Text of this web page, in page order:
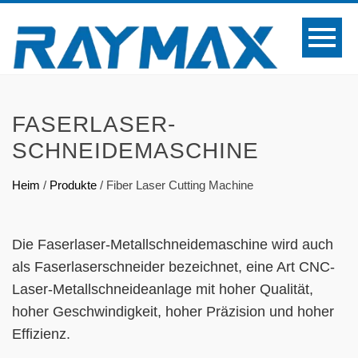
FASERLASER-
SCHNEIDEMASCHINE
Heim / Produkte / Fiber Laser Cutting Machine
Die Faserlaser-Metallschneidemaschine wird auch
als Faserlaserschneider bezeichnet, eine Art CNC-
Laser-Metallschneideanlage mit hoher Qualität,
hoher Geschwindigkeit, hoher Präzision und hoher
Effizienz.